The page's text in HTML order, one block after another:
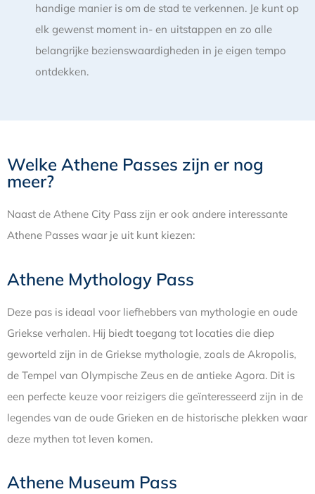
handige manier is om de stad te verkennen. Je kunt op
elk gewenst moment in- en uitstappen en zo alle
belangrijke bezienswaardigheden in je eigen tempo
ontdekken.
Welke Athene Passes zijn er nog
meer?
Naast de Athene City Pass zijn er ook andere interessante
Athene Passes waar je uit kunt kiezen:
Athene Mythology Pass
Deze pas is ideaal voor liefhebbers van mythologie en oude
Griekse verhalen. Hij biedt toegang tot locaties die diep
geworteld zijn in de Griekse mythologie, zoals de Akropolis,
de Tempel van Olympische Zeus en de antieke Agora. Dit is
een perfecte keuze voor reizigers die geïnteresseerd zijn in de
legendes van de oude Grieken en de historische plekken waar
deze mythen tot leven komen.
Athene Museum Pass